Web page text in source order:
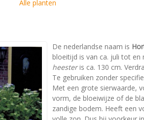
Alle planten
De nederlandse naam is
bloeitijd is van ca. juli tot en
heesteris ca. 130 cm.
Te gebruiken zonder
Met een grote sierwaarde,
vorm, de bloeiwijze of de
zandige bodem. Heeft een